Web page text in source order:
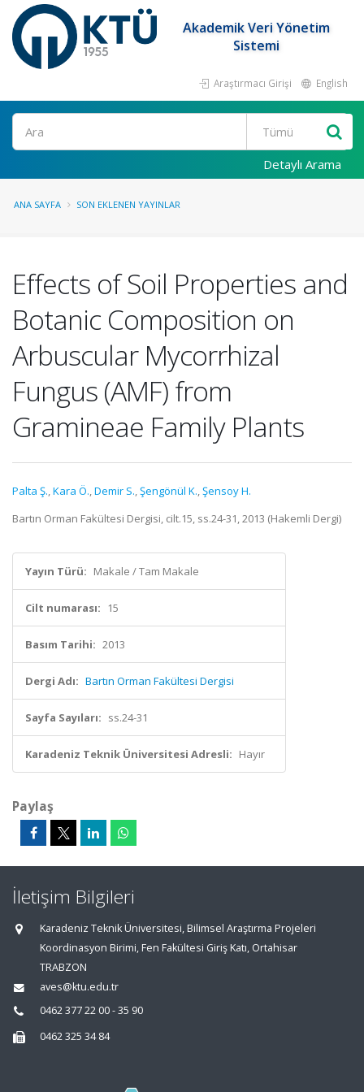
Akademik Veri Yönetim
Sistemi
Araştırmacı Girişi English
Ara
Detaylı Arama
ANA SAYFA SON EKLENEN YAYINLAR
Effects of Soil Properties and
Botanic Composition on
Arbuscular Mycorrhizal
Fungus (AMF) from
Gramineae Family Plants
Palta Ş.,Kara Ö.,Demir S.,Şengönül K.,Şensoy H.
Bartın Orman Fakültesi Dergisi, cilt.15, ss.24-31, 2013 (Hakemli Dergi)
Yayın Türü: Makale / Tam Makale
Cilt numarası: 15
Basım Tarihi: 2013
Dergi Adı: Bartın Orman Fakültesi Dergisi
Sayfa Sayıları: ss.24-31
Karadeniz Teknik Üniversitesi Adresli: Hayır
Paylaş
İletişim Bilgileri
Karadeniz Teknik Üniversitesi, Bilimsel Araştırma Projeleri
Koordinasyon Birimi, Fen Fakültesi Giriş Katı, Ortahisar
TRABZON
aves@ktu.edu.tr
0462 377 22 00 - 35 90
0462 325 34 84